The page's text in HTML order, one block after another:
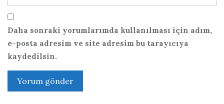
Daha sonraki yorumlarımda kullanılması için adım,
e-posta adresim ve site adresim bu tarayıcıya
kaydedilsin.